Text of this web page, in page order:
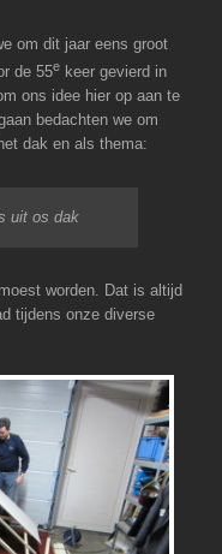
om dit jaar eens groot
de 55e keer gevierd in
ons idee hier op aan te
bedachten we om
dak en als thema:
uit os dak
worden. Dat is altijd
tijdens onze diverse